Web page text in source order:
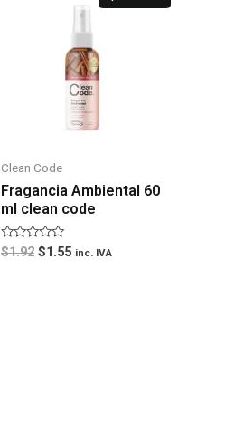
Clean Code
Fragancia Ambiental 60
ml clean code
Valorado
con
$1.92
precio
$1.92.
$1.55
precio
$1.55.
inc. IVA